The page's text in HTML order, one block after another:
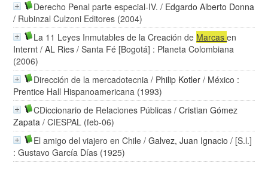
Derecho Penal parte especial-IV. / Edgardo Alberto Donna
/ Rubinzal Culzoni Editores (2004)
La 11 Leyes Inmutables de la Creación de Marcasen
Internt /AL Ries / Santa Fé [Bogotá] : Planeta Colombiana
(2006)
Dirección de la mercadotecnia / Philip Kotler / México :
Prentice Hall Hispanoamericana (1993)
CDiccionario de Relaciones Públicas /Cristian Gómez
Zapata / CIESPAL (feb-06)
El amigo del viajero en Chile /Galvez, Juan Ignacio / [S.l.]
: Gustavo García Días (1925)